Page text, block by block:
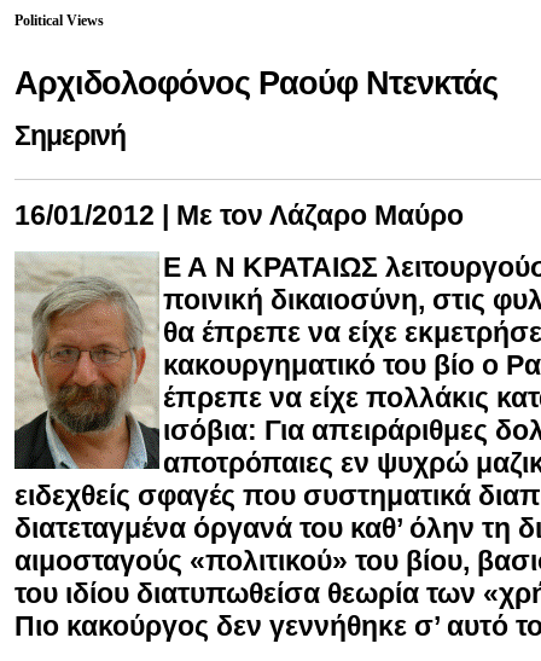
Political Views
Αρχιδολοφόνος Ραούφ Ντενκτάς
Σημερινή
16/01/2012 | Με τον Λάζαρο Μαύρο
Ε Α Ν ΚΡΑΤΑΙΩΣ
ποινική δικαιοσύνη, στις
θα έπρεπε να είχε
κακουργηματικό του βίο ο
έπρεπε να είχε πολλάκις
ισόβια: Για απειράριθμες
αποτρόπαιες εν ψυχρώ
ειδεχθείς σφαγές που συστηματικά
διατεταγμένα όργανά του καθ’ όλην τη
αιμοσταγούς «πολιτικού» του βίου,
του ιδίου διατυπωθείσα θεωρία των
Πιο κακούργος δεν γεννήθηκε σ’ αυτό